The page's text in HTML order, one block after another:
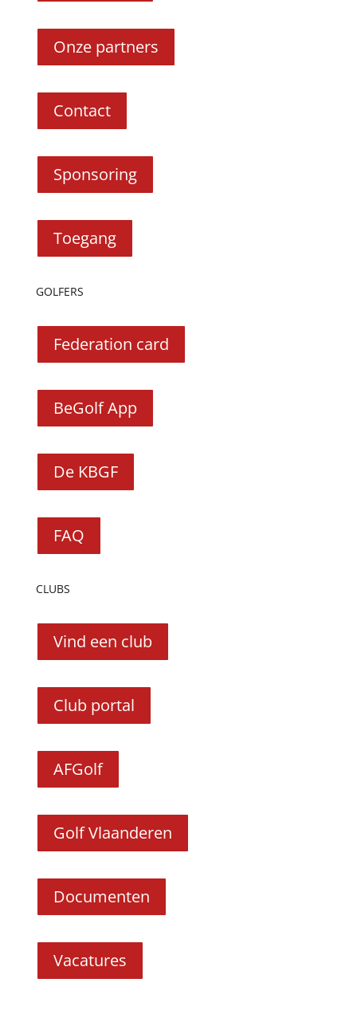
Onze partners
Contact
Sponsoring
Toegang
GOLFERS
Federation card
BeGolf App
De KBGF
FAQ
CLUBS
Vind een club
Club portal
AFGolf
Golf Vlaanderen
Documenten
Vacatures